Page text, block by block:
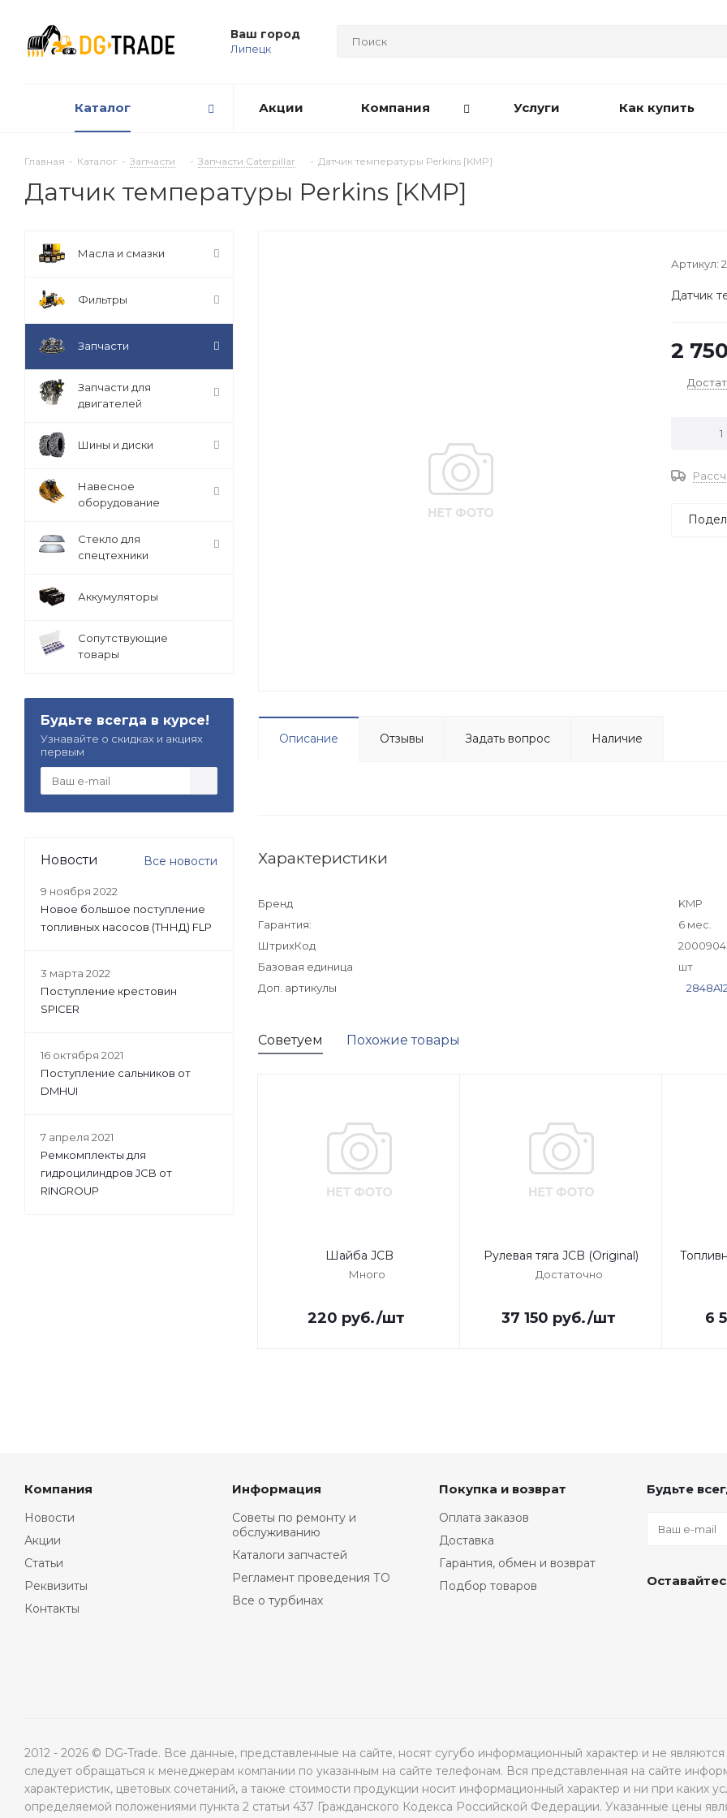
Ваш город
Липецк
Каталог Акции Компания Услуги Как купить
Главная - Каталог - Запчасти - Запчасти Caterpillar - Датчик температуры Perkins [KMP]
Датчик температуры Perkins [KMP]
Артикул:
Датчик
2 750
Описание Отзывы Задать вопрос Наличие
Характеристики
Бренд
KMP
Гарантия:
6 мес.
ШтрихКод
Базовая единица
шт
Доп. артикулы
Советуем Похожие товары
Шайба JCB
Много
220 руб./шт
Рулевая тяга JCB (Original)
Достаточно
37 150 руб./шт 6
Масла и смазки
Фильтры
Запчасти
Запчасти для
двигателей
Шины и диски
Навесное
оборудование
Стекло для
спецтехники
Аккумуляторы
Сопутствующие
товары
Будьте всегда в курсе!
Узнавайте о скидках и акциях
первым
Новости Все новости
9 ноября 2022
Новое большое поступление
топливных насосов (ТННД) FLP
3 марта 2022
Поступление крестовин
SPICER
16 октября 2021
Поступление сальников от
DMHUI
7 апреля 2021
Ремкомплекты для
гидроцилиндров JCB от
RINGROUP
Компания
Новости
Акции
Статьи
Реквизиты
Контакты
Информация
Советы по ремонту и
обслуживанию
Каталоги запчастей
Регламент проведения ТО
Все о турбинах
Покупка и возврат
Оплата заказов
Доставка
Гарантия, обмен и возврат
Подбор товаров
Будьте
2012 - 2026 © DG-Trade. Все данные, представленные на сайте, носят сугубо информационный характер и не
следует обращаться к менеджерам компании по указанным на сайте телефонам. Вся представленная на сайте
характеристик, цветовых сочетаний, а также стоимости продукции носит информационный характер и ни при каких
определяемой положениями пункта 2 статьи 437 Гражданского Кодекса Российской Федерации. Указанные цены